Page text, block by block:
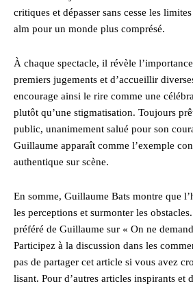
critiques et dépasser sans cesse les
alm pour un monde plus comprésé.
À chaque spectacle, il révèle
premiers jugements et d’accueillir
encourage ainsi le rire comme une
plutôt qu’une stigmatisation. Toujours
public, unanimement salué pour son
Guillaume apparaît comme l’exemple
authentique sur scène.
En somme, Guillaume Bats montre que
les perceptions et surmonter les
préféré de Guillaume sur « On ne
Participez à la discussion dans les
pas de partager cet article si vous avez
lisant. Pour d’autres articles inspirants et